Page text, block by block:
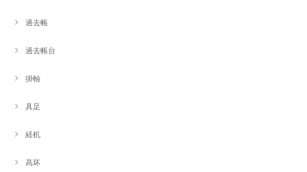
過去帳
過去帳台
掛軸
具足
経机
高坏